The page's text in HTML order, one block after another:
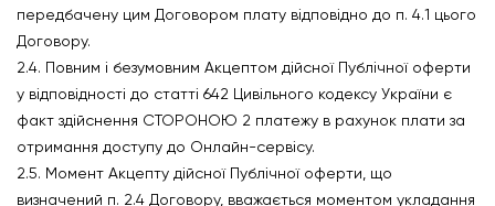
передбачену цим Договором плату відповідно до п. 4.1 цього
Договору.
2.4. Повним і безумовним Акцептом дійсної Публічної оферти
у відповідності до статті 642 Цивільного кодексу України є
факт здійснення СТОРОНОЮ 2 платежу в рахунок плати за
отримання доступу до Онлайн-сервісу.
2.5. Момент Акцепту дійсної Публічної оферти, що
визначений п. 2.4 Договору, вважається моментом укладання